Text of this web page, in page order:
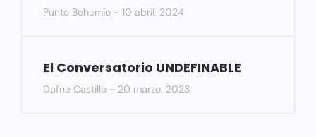
Punto Bohemio 10 abril, 2024
El Conversatorio UNDEFINABLE
Dafne Castillo 20 marzo, 2023